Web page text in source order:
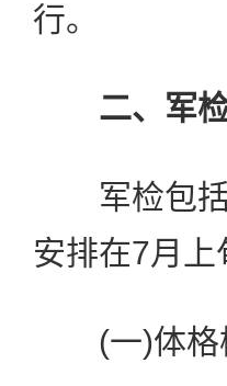
行。
二、军
军检包括
安排在7月上
(一)体格